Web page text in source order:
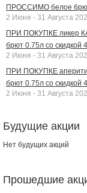
ПРОССИМО белое брют
2 Июня - 31 Августа
ПРИ ПОКУПКЕ ликер
брют 0.75л со скидкой
2 Июня - 31 Августа
ПРИ ПОКУПКЕ
брют 0.75л со скидкой
2 Июня - 31 Августа
Будущие акции
Нет будущих акций
Прошедшие